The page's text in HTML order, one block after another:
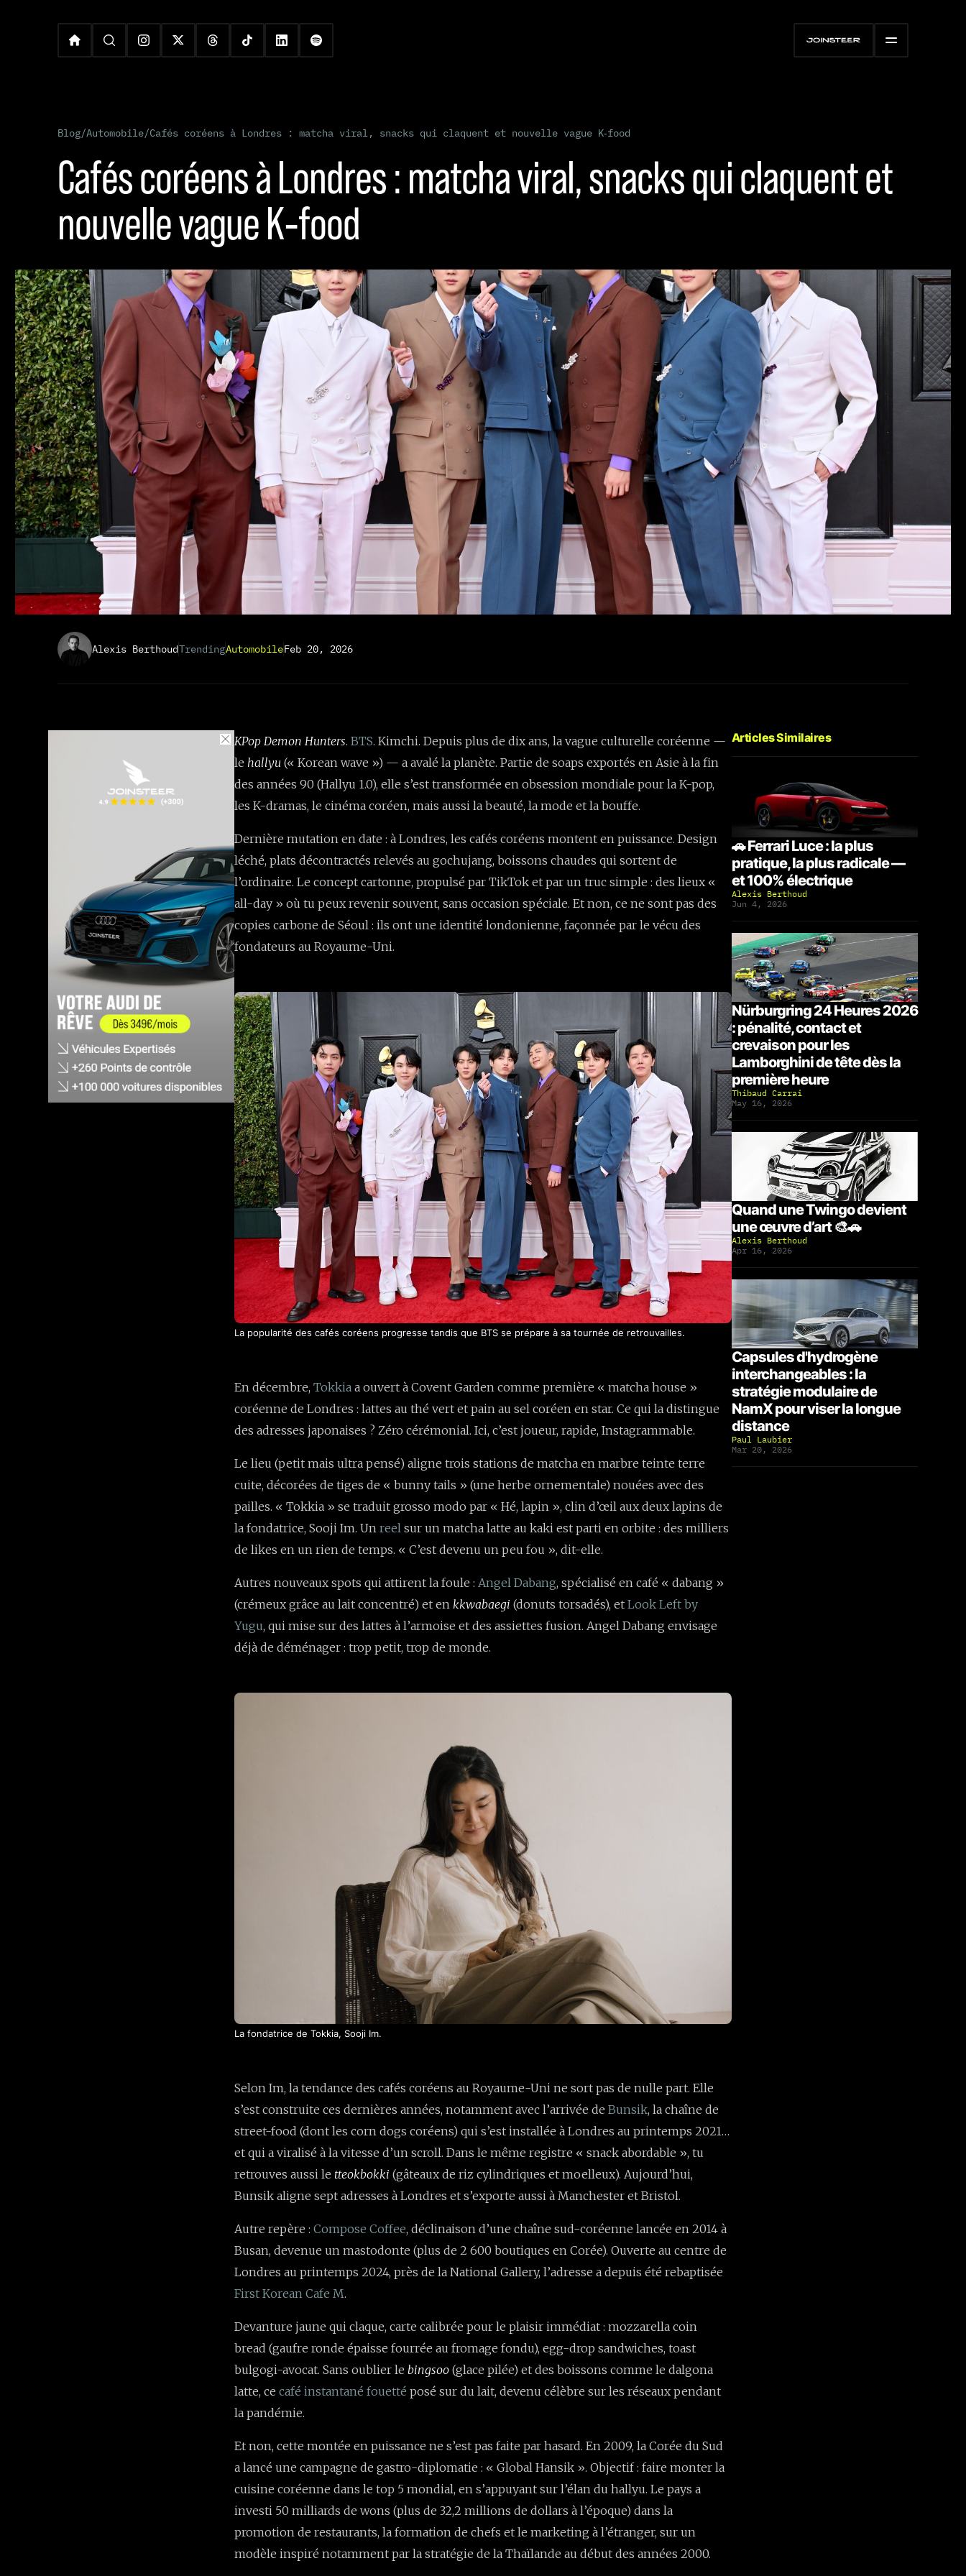
Blog/Automobile/Cafés coréens à Londres : matcha viral, snacks qui claquent et nouvelle vague K‑food
Cafés coréens à Londres : matcha viral, snacks qui claquent et
nouvelle vague K‑food
Alexis BerthoudTrendingAutomobileFeb 20, 2026
KPop Demon Hunters.BTS. Kimchi. Depuis plus de dix ans, la vague culturelle coréenne —
le hallyu (« Korean wave ») — a avalé la planète. Partie de soaps exportés en Asie à la fin
des années 90 (Hallyu 1.0), elle s’est transformée en obsession mondiale pour la K-pop,
les K-dramas, le cinéma coréen, mais aussi la beauté, la mode et la bouffe.
Dernière mutation en date : à Londres, les cafés coréens montent en puissance. Design
léché, plats décontractés relevés au gochujang, boissons chaudes qui sortent de
l’ordinaire. Le concept cartonne, propulsé par TikTok et par un truc simple : des lieux «
all-day » où tu peux revenir souvent, sans occasion spéciale. Et non, ce ne sont pas des
copies carbone de Séoul : ils ont une identité londonienne, façonnée par le vécu des
fondateurs au Royaume-Uni.
La popularité des cafés coréens progresse tandis que BTS se prépare à sa tournée de retrouvailles.
En décembre,Tokkia a ouvert à Covent Garden comme première « matcha house »
coréenne de Londres : lattes au thé vert et pain au sel coréen en star. Ce qui la distingue
des adresses japonaises ? Zéro cérémonial. Ici, c’est joueur, rapide, Instagrammable.
Le lieu (petit mais ultra pensé) aligne trois stations de matcha en marbre teinte terre
cuite, décorées de tiges de « bunny tails » (une herbe ornementale) nouées avec des
pailles. « Tokkia » se traduit grosso modo par « Hé, lapin », clin d’œil aux deux lapins de
la fondatrice, Sooji Im. Unreel sur un matcha latte au kaki est parti en orbite : des milliers
de likes en un rien de temps. « C’est devenu un peu fou », dit-elle.
Autres nouveaux spots qui attirent la foule : Angel Dabang, spécialisé en café « dabang »
(crémeux grâce au lait concentré) et en kkwabaegi (donuts torsadés), etLook Left by
Yugu, qui mise sur des lattes à l’armoise et des assiettes fusion. Angel Dabang envisage
déjà de déménager : trop petit, trop de monde.
La fondatrice de Tokkia, Sooji Im.
Selon Im, la tendance des cafés coréens au Royaume-Uni ne sort pas de nulle part. Elle
s’est construite ces dernières années, notamment avec l’arrivée deBunsik, la chaîne de
street-food (dont les corn dogs coréens) qui s’est installée à Londres au printemps 2021…
et qui a viralisé à la vitesse d’un scroll. Dans le même registre « snack abordable », tu
retrouves aussi le tteokbokki (gâteaux de riz cylindriques et moelleux). Aujourd’hui,
Bunsik aligne sept adresses à Londres et s’exporte aussi à Manchester et Bristol.
Autre repère :Compose Coffee, déclinaison d’une chaîne sud-coréenne lancée en 2014 à
Busan, devenue un mastodonte (plus de 2 600 boutiques en Corée). Ouverte au centre de
Londres au printemps 2024, près de la National Gallery, l’adresse a depuis été rebaptisée
First Korean Cafe M.
Devanture jaune qui claque, carte calibrée pour le plaisir immédiat : mozzarella coin
bread (gaufre ronde épaisse fourrée au fromage fondu), egg-drop sandwiches, toast
bulgogi-avocat. Sans oublier lebingsoo (glace pilée) et des boissons comme le dalgona
latte, cecafé instantané fouetté posé sur du lait, devenu célèbre sur les réseaux pendant
la pandémie.
Et non, cette montée en puissance ne s’est pas faite par hasard. En 2009, la Corée du Sud
a lancé une campagne de gastro-diplomatie : « Global Hansik ». Objectif : faire monter la
cuisine coréenne dans le top 5 mondial, en s’appuyant sur l’élan du hallyu. Le pays a
investi 50 milliards de wons (plus de 32,2 millions de dollars à l’époque) dans la
promotion de restaurants, la formation de chefs et le marketing à l’étranger, sur un
modèle inspiré notamment par la stratégie de la Thaïlande au début des années 2000.
Articles Similaires
🚗 Ferrari Luce : la plus
pratique, la plus radicale —
et 100% électrique
Alexis Berthoud
Jun 4, 2026
Nürburgring 24 Heures 2026
: pénalité, contact et
crevaison pour les
Lamborghini de tête dès la
première heure
Thibaud Carrai
May 16, 2026
Quand une Twingo devient
une œuvre d’art 🎨🚗
Alexis Berthoud
Apr 16, 2026
Capsules d'hydrogène
interchangeables : la
stratégie modulaire de
NamX pour viser la longue
distance
Paul Laubier
Mar 20, 2026